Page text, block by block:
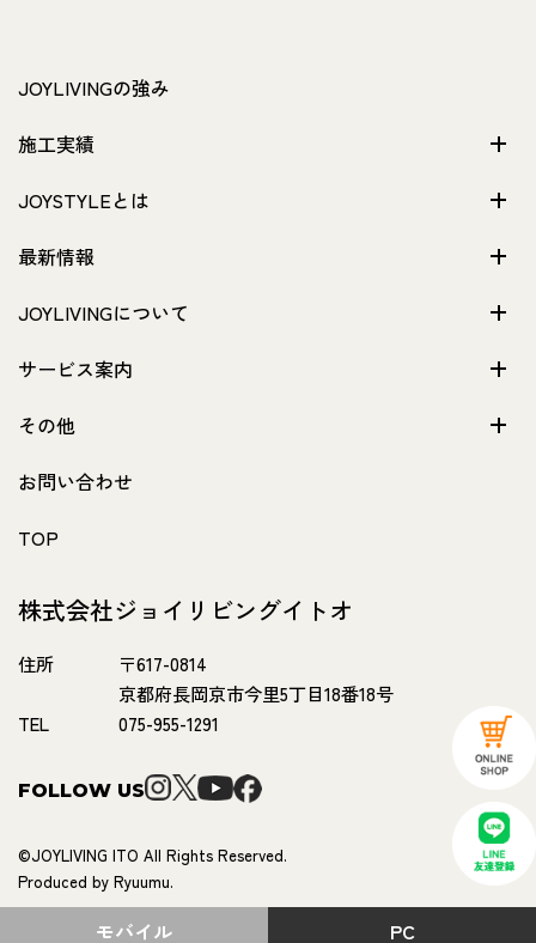
JOYLIVINGの強み
施工実績
JOYSTYLEとは
最新情報
JOYLIVINGについて
サービス案内
その他
お問い合わせ
TOP
株式会社ジョイリビングイトオ
住所
〒617-0814
京都府長岡京市今里5丁目18番18号
TEL
075-955-1291
FOLLOW US
©JOYLIVING ITO All Rights Reserved.
Produced by Ryuumu.
モバイル PC